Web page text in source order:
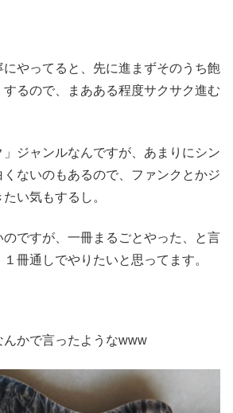
やってると、先に進まずそのうち飽
るので、まあある程度サクサク進む
ジャンルなんですが、あまりにシン
ないのもあるので、ファンクとかジ
い気もするし。
ですが、一冊まるごとやった、と言
冊通しでやりたいと思ってます。
んかで言ったようなwww